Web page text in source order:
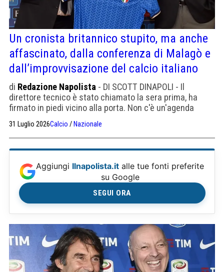
Un cronista britannico stupito, ma anche
affascinato, dalla conferenza di Malagò e
dall’improvvisazione del calcio italiano
di Redazione Napolista - DI SCOTT DINAPOLI - Il
direttore tecnico è stato chiamato la sera prima, ha
firmato in piedi vicino alla porta. Non c'è un'agenda
il ct. Poi magari alla fine gli italiani vincono e gli inglesi
no
31 Luglio 2026Calcio / Nazionale
Aggiungi Ilnapolista.it alle tue fonti preferite
su Google
SEGUI ORA